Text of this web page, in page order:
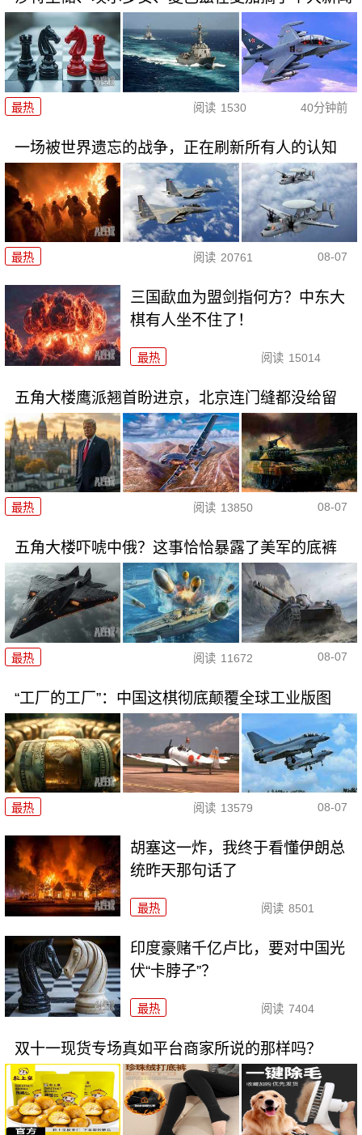
最热 阅读 1530 40分钟前
一场被世界遗忘的战争，正在刷新所有人的认知
最热 阅读 20761 08-07
三国歃血为盟剑指何方？中东大
棋有人坐不住了！
最热 阅读 15014
五角大楼鹰派翘首盼进京，北京连门缝都没给留
最热 阅读 13850 08-07
五角大楼吓唬中俄？这事恰恰暴露了美军的底裤
最热 阅读 11672 08-07
“工厂的工厂”：中国这棋彻底颠覆全球工业版图
最热 阅读 13579 08-07
胡塞这一炸，我终于看懂伊朗总
统昨天那句话了
最热 阅读 8501
印度豪赌千亿卢比，要对中国光
伏“卡脖子”？
最热 阅读 7404
双十一现货专场真如平台商家所说的那样吗？